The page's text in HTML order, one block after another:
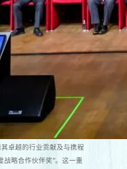
卓越的行业贡献及与携程
战略合作伙伴奖”。这一重